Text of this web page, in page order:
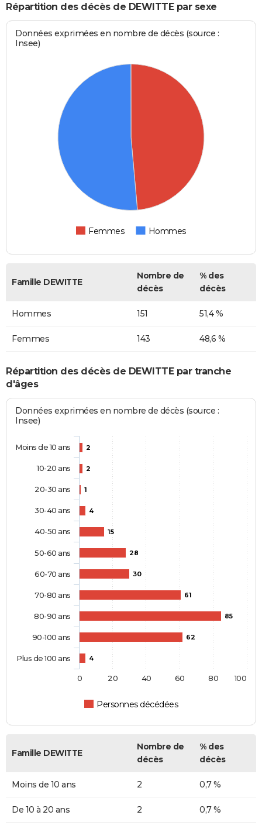
Répartition des décès de DEWITTE par sexe
Données exprimées en nombre de décès (source :
Insee)
Femmes Hommes
Famille DEWITTE
Nombre de
décès
% des
décès
Hommes 151 51,4 %
Femmes 143 48,6 %
Répartition des décès de DEWITTE par tranche
d'âges
Données exprimées en nombre de décès (source :
Insee)
2
2
1
4
15
28
30
61
85
62
4
Personnes décédées
Moins de 10 ans
10-20 ans
20-30 ans
30-40 ans
40-50 ans
50-60 ans
60-70 ans
70-80 ans
80-90 ans
90-100 ans
Plus de 100 ans
0 20 40 60 80 100
Famille DEWITTE
Nombre de
décès
% des
décès
Moins de 10 ans 2 0,7 %
De 10 à 20 ans 2 0,7 %